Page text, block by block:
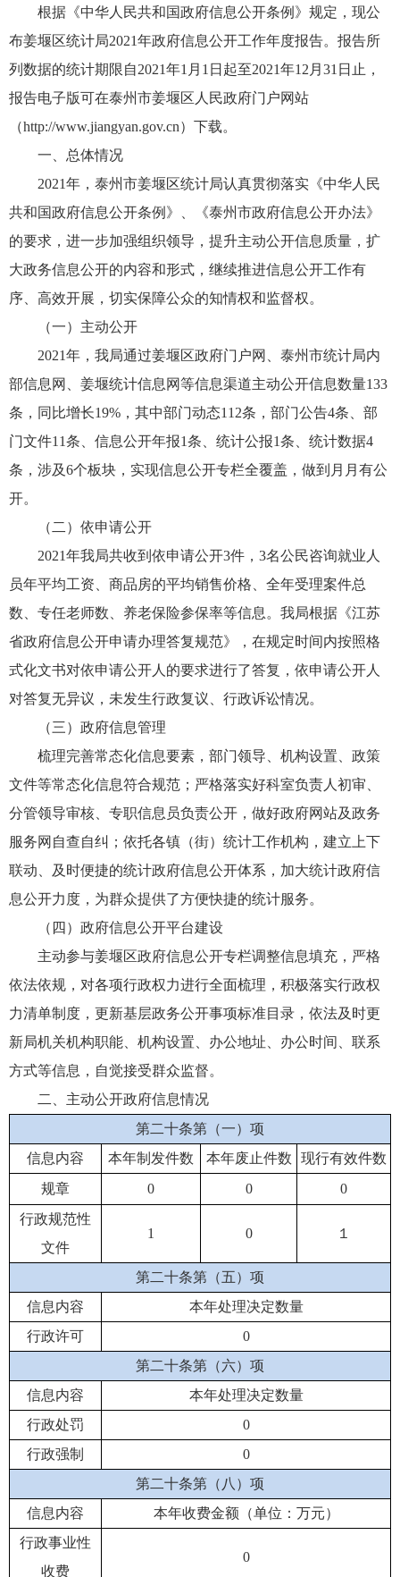
根据《中华人民共和国政府信息公开条例》规定，现公
布姜堰区统计局2021年政府信息公开工作年度报告。报告所
列数据的统计期限自2021年1月1日起至2021年12月31日止，
报告电子版可在泰州市姜堰区人民政府门户网站
（http://www.jiangyan.gov.cn）下载。
一、总体情况
2021年，泰州市姜堰区统计局认真贯彻落实《中华人民
共和国政府信息公开条例》、《泰州市政府信息公开办法》
的要求，进一步加强组织领导，提升主动公开信息质量，扩
大政务信息公开的内容和形式，继续推进信息公开工作有
序、高效开展，切实保障公众的知情权和监督权。
（一）主动公开
2021年，我局通过姜堰区政府门户网、泰州市统计局内
部信息网、姜堰统计信息网等信息渠道主动公开信息数量133
条，同比增长19%，其中部门动态112条，部门公告4条、部
门文件11条、信息公开年报1条、统计公报1条、统计数据4
条，涉及6个板块，实现信息公开专栏全覆盖，做到月月有公
开。
（二）依申请公开
2021年我局共收到依申请公开3件，3名公民咨询就业人
员年平均工资、商品房的平均销售价格、全年受理案件总
数、专任老师数、养老保险参保率等信息。我局根据《江苏
省政府信息公开申请办理答复规范》，在规定时间内按照格
式化文书对依申请公开人的要求进行了答复，依申请公开人
对答复无异议，未发生行政复议、行政诉讼情况。
（三）政府信息管理
梳理完善常态化信息要素，部门领导、机构设置、政策
文件等常态化信息符合规范；严格落实好科室负责人初审、
分管领导审核、专职信息员负责公开，做好政府网站及政务
服务网自查自纠；依托各镇（街）统计工作机构，建立上下
联动、及时便捷的统计政府信息公开体系，加大统计政府信
息公开力度，为群众提供了方便快捷的统计服务。
（四）政府信息公开平台建设
主动参与姜堰区政府信息公开专栏调整信息填充，严格
依法依规，对各项行政权力进行全面梳理，积极落实行政权
力清单制度，更新基层政务公开事项标准目录，依法及时更
新局机关机构职能、机构设置、办公地址、办公时间、联系
方式等信息，自觉接受群众监督。
二、主动公开政府信息情况
第二十条第（一）项
信息内容
本年制发件数 本年废止件数
现行有效件数
规章
0 0
0
行政规范性
文件
1 0 １
第二十条第（五）项
信息内容
本年处理决定数量
行政许可
0
第二十条第（六）项
信息内容
本年处理决定数量
行政处罚
0
行政强制
0
第二十条第（八）项
信息内容
本年收费金额（单位：万元）
行政事业性
收费
0